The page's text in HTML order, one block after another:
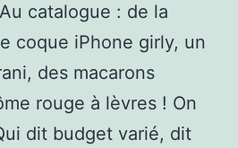
catalogue : de la
coque iPhone girly, un
des macarons
rouge à lèvres ! On
dit budget varié, dit